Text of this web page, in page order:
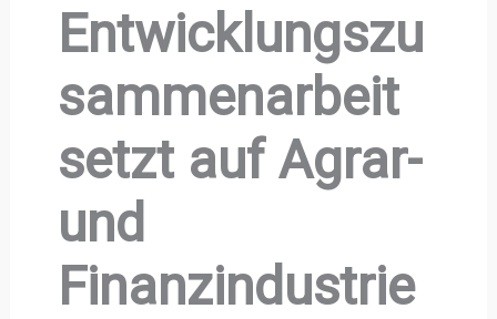
Entwicklungszu
sammenarbeit
setzt auf Agrar-
und
Finanzindustrie